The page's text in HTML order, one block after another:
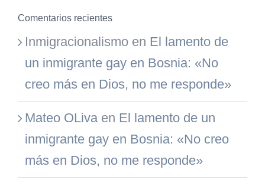
Comentarios recientes
Inmigracionalismo en El lamento de
un inmigrante gay en Bosnia: «No
creo más en Dios, no me responde»
Mateo OLivaen El lamento de un
inmigrante gay en Bosnia: «No creo
más en Dios, no me responde»